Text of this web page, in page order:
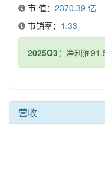
市 值： 2370.39 亿
市销率： 1.33
2025Q3： 净利润
营收